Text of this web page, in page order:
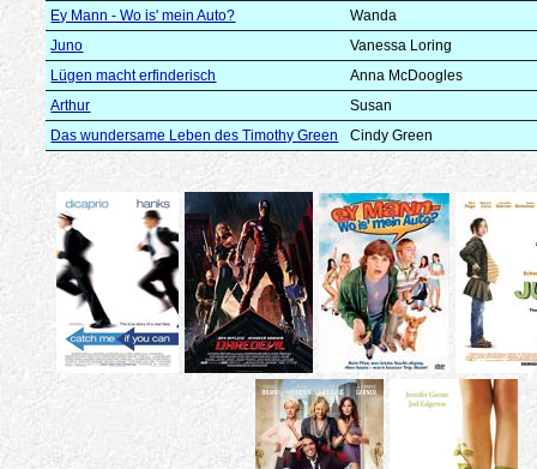
Ey Mann - Wo is' mein Auto?
Wanda
Juno
Vanessa Loring
Lügen macht erfinderisch
Anna McDoogles
Arthur
Susan
Das wundersame Leben des Timothy Green
Cindy Green